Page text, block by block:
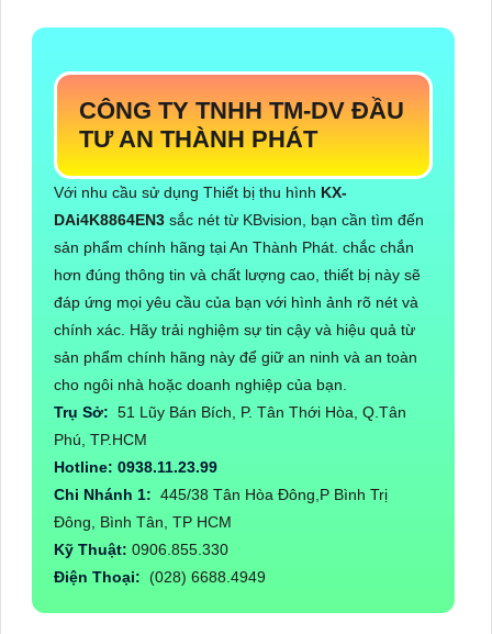
CÔNG TY TNHH TM-DV ĐẦU
TƯ AN THÀNH PHÁT
Với nhu cầu sử dụng Thiết bị thu hình KX-
DAi4K8864EN3 sắc nét từ KBvision, bạn cần tìm đến
sản phẩm chính hãng tại An Thành Phát. chắc chắn
hơn đúng thông tin và chất lượng cao, thiết bị này sẽ
đáp ứng mọi yêu cầu của bạn với hình ảnh rõ nét và
chính xác. Hãy trải nghiệm sự tin cậy và hiệu quả từ
sản phẩm chính hãng này để giữ an ninh và an toàn
cho ngôi nhà hoặc doanh nghiệp của bạn.
Trụ Sở: 51 Lũy Bán Bích, P. Tân Thới Hòa, Q.Tân
Phú, TP.HCM
Hotline: 0938.11.23.99
Chi Nhánh 1: 445/38 Tân Hòa Đông,P Bình Trị
Đông, Bình Tân, TP HCM
Kỹ Thuật: 0906.855.330
Điện Thoại: (028) 6688.4949